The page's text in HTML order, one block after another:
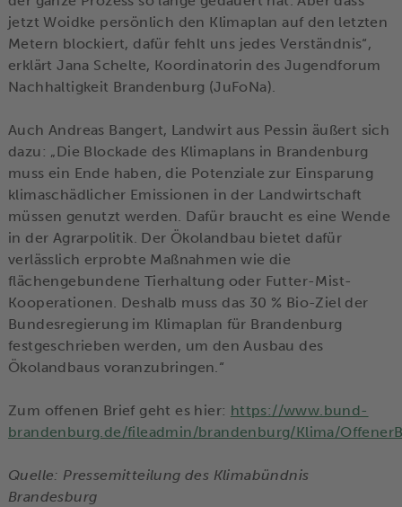
jetzt Woidke persönlich den Klimaplan auf den letzten
Metern blockiert, dafür fehlt uns jedes Verständnis“,
erklärt Jana Schelte, Koordinatorin des Jugendforum
Nachhaltigkeit Brandenburg (JuFoNa).
Auch Andreas Bangert, Landwirt aus Pessin äußert sich
dazu: „Die Blockade des Klimaplans in Brandenburg
muss ein Ende haben, die Potenziale zur Einsparung
klimaschädlicher Emissionen in der Landwirtschaft
müssen genutzt werden. Dafür braucht es eine Wende
in der Agrarpolitik. Der Ökolandbau bietet dafür
verlässlich erprobte Maßnahmen wie die
flächengebundene Tierhaltung oder Futter-Mist-
Kooperationen. Deshalb muss das 30 % Bio-Ziel der
Bundesregierung im Klimaplan für Brandenburg
festgeschrieben werden, um den Ausbau des
Ökolandbaus voranzubringen.“
Zum offenen Brief geht es hier: https://www.bund-
brandenburg.de/fileadmin/brandenburg/Klima/
Quelle: Pressemitteilung des Klimabündnis
Brandesburg